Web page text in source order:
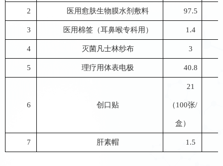
2 医用愈肤生物膜水剂敷料 97.5
3 医用棉签（耳鼻喉专科用） 1.4
4 灭菌凡士林纱布 3
5 理疗用体表电极 40.8
6 创口贴
21
（100张/
盒）
7 肝素帽 1.5